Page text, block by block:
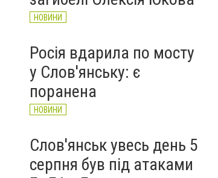
НОВИНИ
Росія вдарила по мосту
у Слов'янську: є
поранена
НОВИНИ
Слов'янськ увесь день 5
серпня був під атаками